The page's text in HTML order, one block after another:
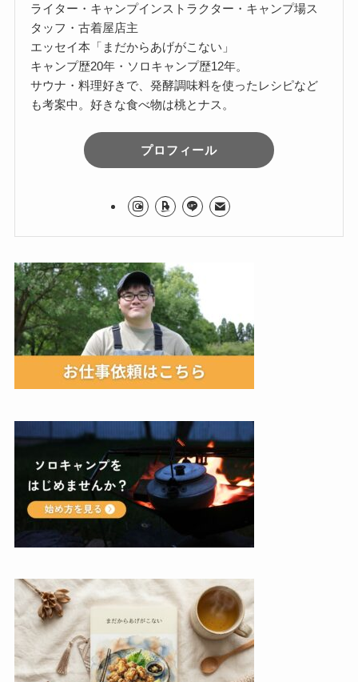
ライター・キャンプインストラクター・キャンプ場ス
タッフ・古着屋店主
エッセイ本「まだからあげがこない」
キャンプ歴20年・ソロキャンプ歴12年。
サウナ・料理好きで、発酵調味料を使ったレシピなど
も考案中。好きな食べ物は桃とナス。
プロフィール